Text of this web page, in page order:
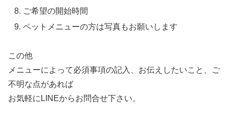
ご希望の開始時間
ペットメニューの方は写真もお願いします
この他
メニューによって必須事項の記入、お伝えしたいこと、ご
不明な点があれば
お気軽にLINEからお問合せ下さい。